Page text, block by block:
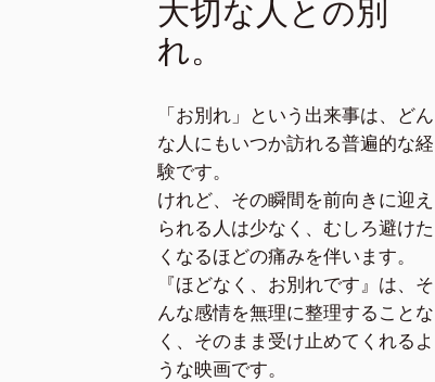
大切な人との別
れ。
「お別れ」という出来事は、どん
な人にもいつか訪れる普遍的な経
験です。
けれど、その瞬間を前向きに迎え
られる人は少なく、むしろ避けた
くなるほどの痛みを伴います。
『ほどなく、お別れです』は、そ
んな感情を無理に整理することな
く、そのまま受け止めてくれるよ
うな映画です。